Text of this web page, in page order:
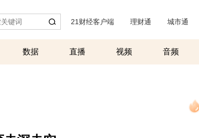
21财经客户端 理财通 城市通
数据 直播 视频 音频